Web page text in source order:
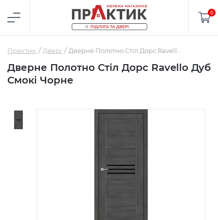
0
Практик Двері
Дверне Полотно Стіл Дорс Ravello Дуб
Смокі Чорне